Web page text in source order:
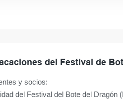
del Festival de
y socios:
del Festival del Bote del Dragón